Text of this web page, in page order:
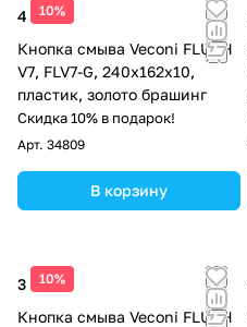
10%
4 513 ₽
Кнопка смыва Veconi FLUSH
V7, FLV7-G, 240х162х10,
пластик, золото брашинг
Скидка 10% в подарок!
Арт. 34809
В корзину
10%
3 124 ₽
Кнопка смыва Veconi FLUSH